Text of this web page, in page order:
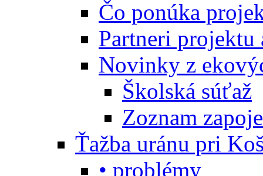
Čo ponúka
Partneri projektu
Novinky z
Školská súťaž
Zoznam
Ťažba uránu pri
• problémy